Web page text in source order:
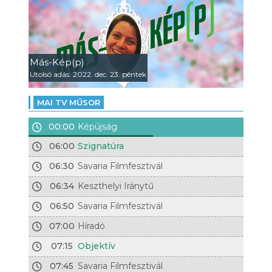
Más-Kép(p)
Utolsó adás: 2022. dec. 23. péntek
MAI TV MŰSOR
00:00 Képújság
06:00 Szignatúra
06:30 Savaria Filmfesztivál
06:34 Keszthelyi Iránytű
06:50 Savaria Filmfesztivál
07:00 Híradó
07:15 Objektív
07:45 Savaria Filmfesztivál